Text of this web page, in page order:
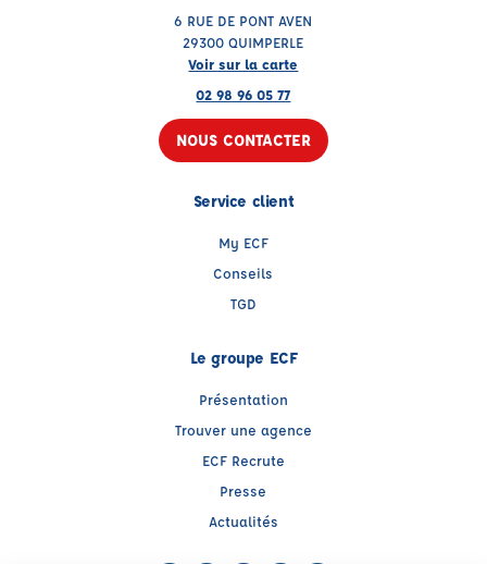
6 RUE DE PONT AVEN
29300 QUIMPERLE
Voir sur la carte
02 98 96 05 77
NOUS CONTACTER
Service client
My ECF
Conseils
TGD
Le groupe ECF
Présentation
Trouver une agence
ECF Recrute
Presse
Actualités